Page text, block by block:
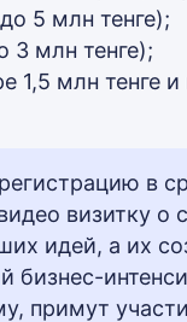
5 млн тенге);
3 млн тенге);
1,5 млн тенге и
в
визитку о
идей, а их
бизнес-
примут